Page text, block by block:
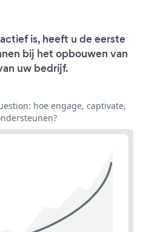
is, heeft u de eerste
bij het opbouwen van
uw bedrijf.
hoe engage, captivate,